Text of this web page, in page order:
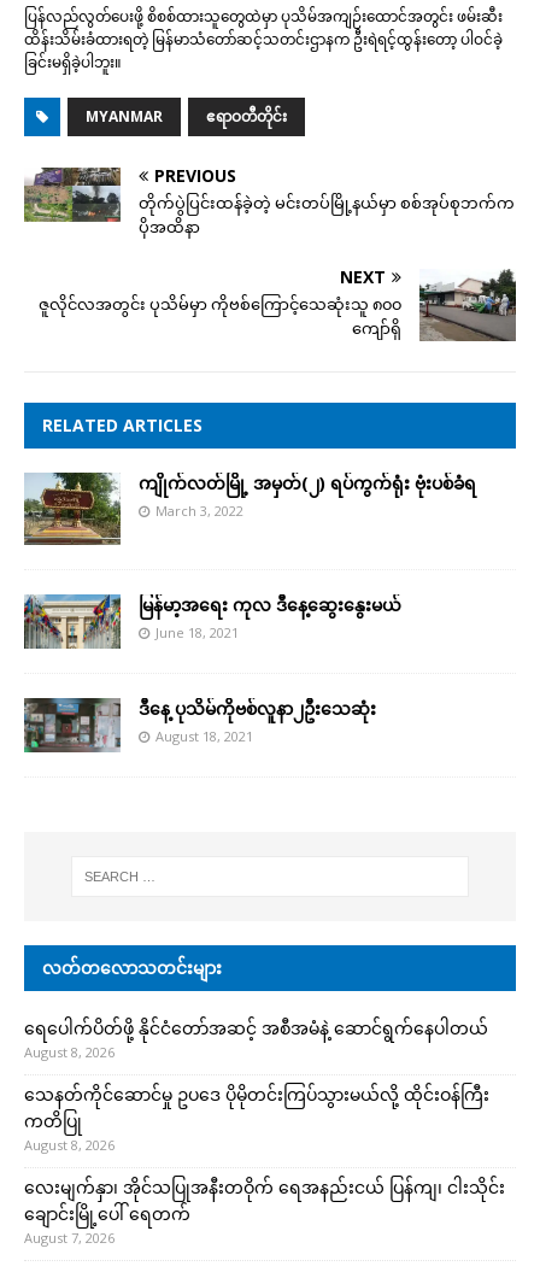
ပြန်လည်လွတ်ပေးဖို့ စိစစ်ထားသူတွေထဲမှာ ပုသိမ်အကျဉ်းထောင်အတွင်း ဖမ်းဆီး
ထိန်းသိမ်းခံထားရတဲ့ မြန်မာသံတော်ဆင့်သတင်းဌာနက ဦးရဲရင့်ထွန်းတော့ ပါဝင်ခဲ့
ခြင်းမရှိခဲ့ပါဘူး။
MYANMAR ဧရာဝတီတိုင်း
PREVIOUS
တိုက်ပွဲပြင်းထန်ခဲ့တဲ့ မင်းတပ်မြို့နယ်မှာ စစ်အုပ်စုဘက်က
ပိုအထိနာ
NEXT
ဇူလိုင်လအတွင်း ပုသိမ်မှာ ကိုဗစ်​ကြောင့်သေဆုံးသူ ၈၀၀​
ကျော်ရှိ
RELATED ARTICLES
ကျိုက်လတ်မြို့ အမှတ်(၂) ရပ်ကွက်ရုံး ဗုံးပစ်ခံရ
March 3, 2022
မြန်မာ့အ​ရေး ကုလ ဒီ​နေ့​ဆွေး​နွေးမယ်
June 18, 2021
ဒီနေ့ ပုသိမ်ကိုဗစ်လူနာ၂ဦးသေဆုံး
August 18, 2021
လတ်တလောသတင်းများ
ရေပေါက်ပိတ်ဖို့ နိုင်ငံတော်အဆင့် အစီအမံနဲ့ ဆောင်ရွက်နေပါတယ်
August 8, 2026
သေနတ်ကိုင်ဆောင်မှု ဥပဒေ ပိုမိုတင်းကြပ်သွားမယ်လို့ ထိုင်းဝန်ကြီး
ကတိပြု
August 8, 2026
လေးမျက်နှာ၊ အိုင်သပြုအနီးတဝိုက် ရေအနည်းငယ် ပြန်ကျ၊ ငါးသိုင်း
ချောင်းမြို့ပေါ် ရေတက်
August 7, 2026